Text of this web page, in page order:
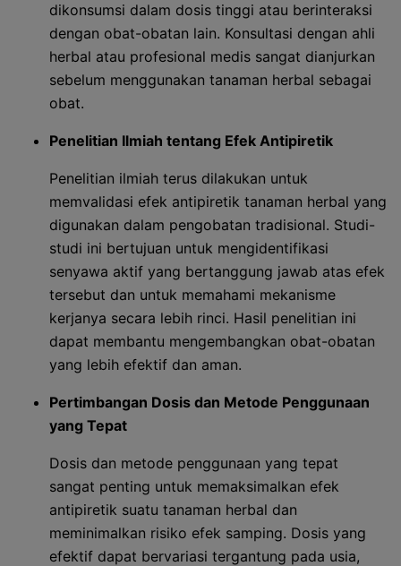
dikonsumsi dalam dosis tinggi atau berinteraksi
dengan obat-obatan lain. Konsultasi dengan ahli
herbal atau profesional medis sangat dianjurkan
sebelum menggunakan tanaman herbal sebagai
obat.
Penelitian Ilmiah tentang Efek Antipiretik
Penelitian ilmiah terus dilakukan untuk
memvalidasi efek antipiretik tanaman herbal yang
digunakan dalam pengobatan tradisional. Studi-
studi ini bertujuan untuk mengidentifikasi
senyawa aktif yang bertanggung jawab atas efek
tersebut dan untuk memahami mekanisme
kerjanya secara lebih rinci. Hasil penelitian ini
dapat membantu mengembangkan obat-obatan
yang lebih efektif dan aman.
Pertimbangan Dosis dan Metode Penggunaan
yang Tepat
Dosis dan metode penggunaan yang tepat
sangat penting untuk memaksimalkan efek
antipiretik suatu tanaman herbal dan
meminimalkan risiko efek samping. Dosis yang
efektif dapat bervariasi tergantung pada usia,